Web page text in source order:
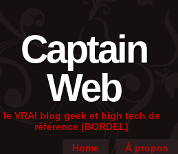
Captain
Web
le VRAI blog geek et high tech de
référence (BORDEL)
Home
À propos